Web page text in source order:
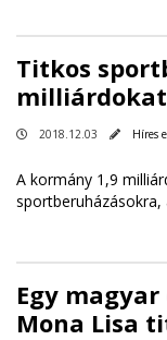
Titkos
2018.12.03 Híres
A kormány 1,9
Egy
Mona Lisa